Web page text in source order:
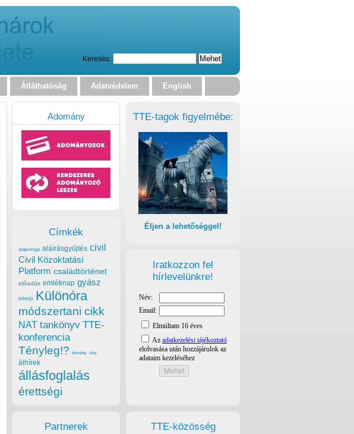
Keresés:
Átláthatóság Adatvédelem English
TTE-tagok figyelmébe:
Éljen a lehetőséggel!
Iratkozzon fel
hírlevelünkre!
TTE-közösség
Adomány
Címkék
alapvizsga aláírásgyűjtés civil
Civil Közoktatási
Platform családtörténet
előadás emléknap gyász
interjú Különóra
módszertani cikk
NAT tankönyv TTE-
konferencia
Tényleg!? törvény vita
álhírek
állásfoglalás
érettségi
Partnerek